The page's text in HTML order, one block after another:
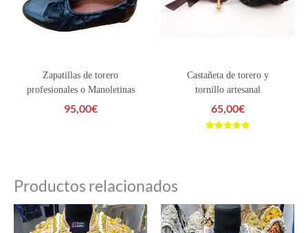
Zapatillas de torero
profesionales o Manoletinas
95,00€
Castañeta de torero y
tornillo artesanal
65,00€
Productos relacionados